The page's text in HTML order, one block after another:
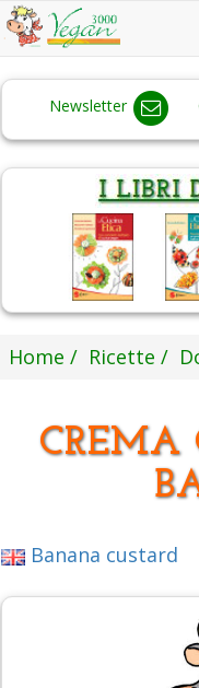
Newsletter
Home Ricette
Banana custard